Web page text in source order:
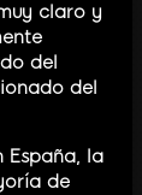
claro y
del
del
España, la
de